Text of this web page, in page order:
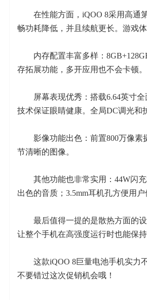
在性能方面，iQOO 8采用高通第
畅功耗降低，并且续航更长。游戏
内存配置丰富多样：8GB+128GB
存拓展功能，多开应用也不会卡顿。
屏幕表现优秀：搭载6.64英寸全
技术保证眼睛健康。全局DC调光和
影像功能出色：前置800万像素
节清晰的图像。
其他功能也非常实用：44W闪充
出色的音质；3.5mm耳机孔方便用
最后值得一提的是散热方面的设
让整个手机在高强度运行时也能保持
这款iQOO 8巨量电池手机实力不
不要错过这次促销机会哦！